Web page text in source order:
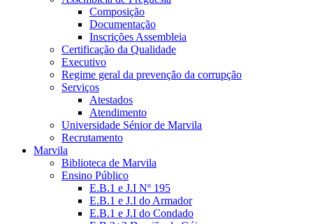
Composição
Documentação
Inscrições Assembleia
Certificação da Qualidade
Executivo
Regime geral da prevenção da corrupção
Serviços
Atestados
Atendimento
Universidade Sénior de Marvila
Recrutamento
Marvila
Biblioteca de Marvila
Ensino Público
E.B.1 e J.I Nº 195
E.B.1 e J.I do Armador
E.B.1 e J.I do Condado